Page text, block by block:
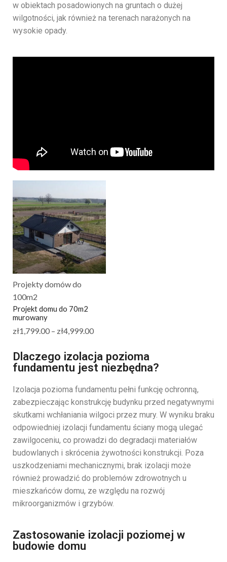
w obiektach posadowionych na gruntach o dużej
wilgotności, jak również na terenach narażonych na
wysokie opady.
Projekty domów do
100m2
Projekt domu do 70m2
murowany
zł1,799.00 – zł4,999.00
Dlaczego izolacja pozioma
fundamentu jest niezbędna?
Izolacja pozioma fundamentu pełni funkcję ochronną,
zabezpieczając konstrukcję budynku przed negatywnymi
skutkami wchłaniania wilgoci przez mury. W wyniku braku
odpowiedniej izolacji fundamentu ściany mogą ulegać
zawilgoceniu, co prowadzi do degradacji materiałów
budowlanych i skrócenia żywotności konstrukcji. Poza
uszkodzeniami mechanicznymi, brak izolacji może
również prowadzić do problemów zdrowotnych u
mieszkańców domu, ze względu na rozwój
mikroorganizmów i grzybów.
Zastosowanie izolacji poziomej w
budowie domu